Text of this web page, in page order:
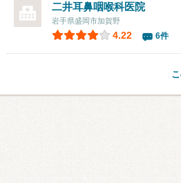
二井耳鼻咽喉科医院
岩手県盛岡市加賀野
4.22 6件